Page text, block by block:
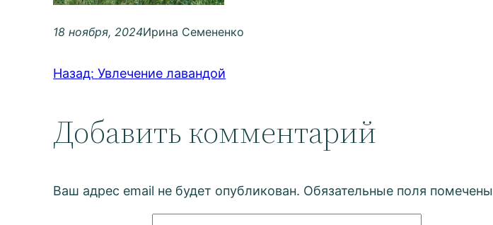
18 ноября, 2024Ирина Семененко
Назад: Увлечение лавандой
Добавить комментарий
Ваш адрес email не будет опубликован. Обязательные поля помечены